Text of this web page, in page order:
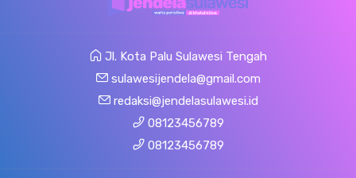
Jl. Kota Palu Sulawesi Tengah
sulawesijendela@gmail.com
redaksi@jendelasulawesi.id
08123456789
08123456789